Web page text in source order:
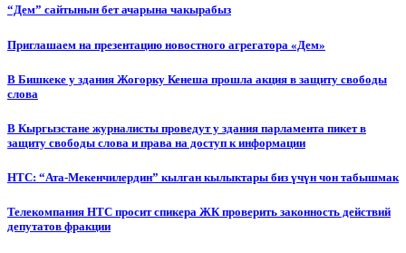
“Дем” сайтынын бет ачарына чакырабыз
Приглашаем на презентацию новостного агрегатора «Дем»
В Бишкеке у здания Жогорку Кенеша прошла акция в защиту свободы
слова
В Кыргызстане журналисты проведут у здания парламента пикет в
защиту свободы слова и права на доступ к информации
НТС: “Ата-Мекенчилердин” кылган кылыктары биз үчүн чон табышмак
Телекомпания НТС просит спикера ЖК проверить законность действий
депутатов фракции